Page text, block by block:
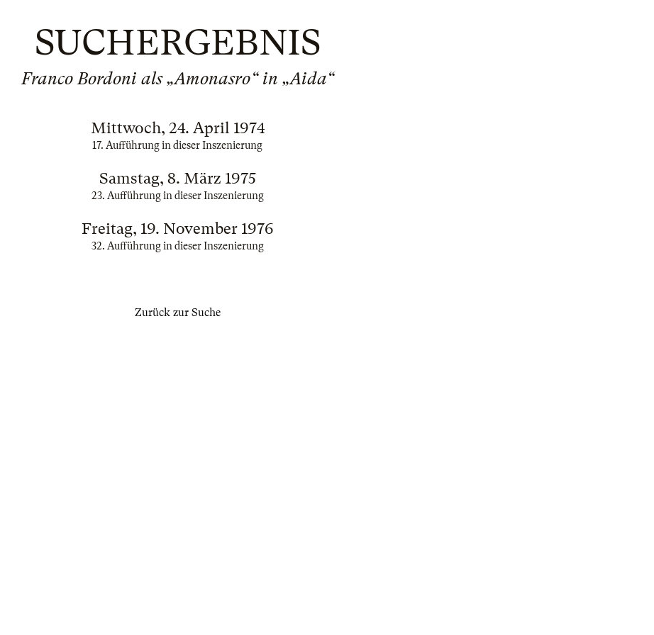
SUCHERGEBNIS
Franco Bordoni als „Amonasro“ in „Aida“
Mittwoch, 24. April 1974
17. Aufführung in dieser Inszenierung
Samstag, 8. März 1975
23. Aufführung in dieser Inszenierung
Freitag, 19. November 1976
32. Aufführung in dieser Inszenierung
Zurück zur Suche